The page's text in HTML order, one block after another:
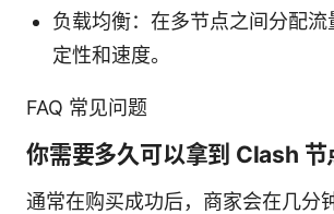
负载均衡：在多节点之间分配流
定性和速度。
FAQ 常见问题
你需要多久可以拿到 Clash 节
通常在购买成功后，商家会在几分